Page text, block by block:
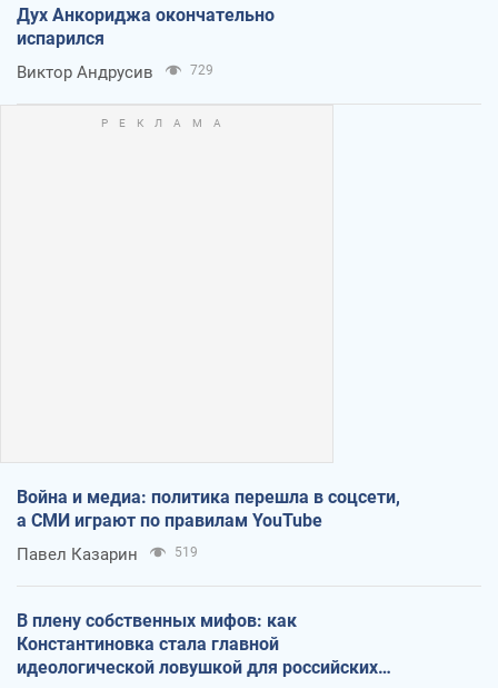
Дух Анкориджа окончательно
испарился
Виктор Андрусив 729
Война и медиа: политика перешла в соцсети,
а СМИ играют по правилам YouTube
Павел Казарин 519
В плену собственных мифов: как
Константиновка стала главной
идеологической ловушкой для российских